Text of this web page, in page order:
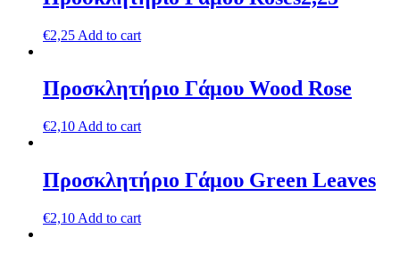
€2,25 Add to cart
Προσκλητήριο Γάμου Wood Rose
€2,10 Add to cart
Προσκλητήριο Γάμου Green Leaves
€2,10 Add to cart